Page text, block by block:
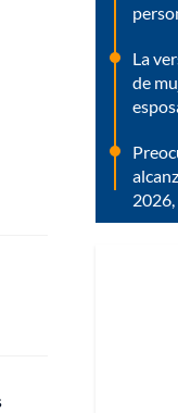
La
de
2026,